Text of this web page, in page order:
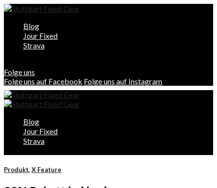
Blog
Jour Fixed
Strava
Folge uns
Folge uns auf Facebook Folge uns auf Instagram
Blog
Jour Fixed
Strava
Produkt, X Feature